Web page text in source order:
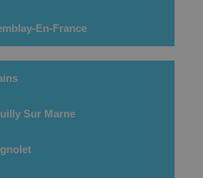
En-France
Sur Marne